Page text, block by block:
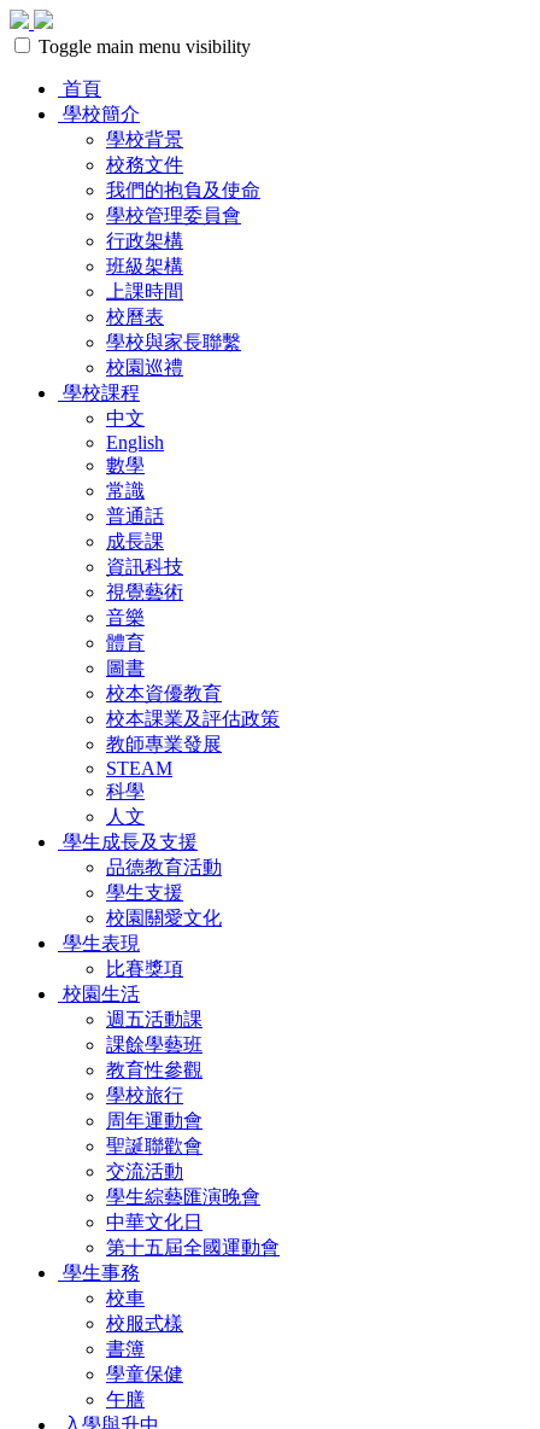
Toggle main menu visibility
首頁
學校簡介
學校背景
校務文件
我們的抱負及使命
學校管理委員會
行政架構
班級架構
上課時間
校曆表
學校與家長聯繫
校園巡禮
學校課程
中文
English
數學
常識
普通話
成長課
資訊科技
視覺藝術
音樂
體育
圖書
校本資優教育
校本課業及評估政策
教師專業發展
STEAM
科學
人文
學生成長及支援
品德教育活動
學生支援
校園關愛文化
學生表現
比賽獎項
校園生活
週五活動課
課餘學藝班
教育性參觀
學校旅行
周年運動會
聖誕聯歡會
交流活動
學生綜藝匯演晚會
中華文化日
第十五屆全國運動會
學生事務
校車
校服式樣
書簿
學童保健
午膳
入學與升中